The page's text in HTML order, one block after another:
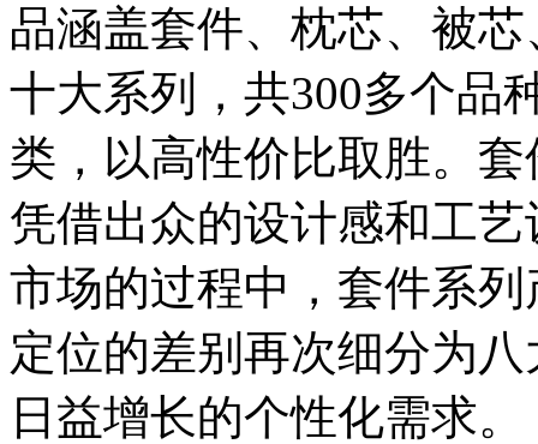
品涵盖套件、枕芯、被
十大系列，共300多个品
类，以高性价比取胜。
凭借出众的设计感和工
市场的过程中，套件系
定位的差别再次细分为
日益增长的个性化需求。